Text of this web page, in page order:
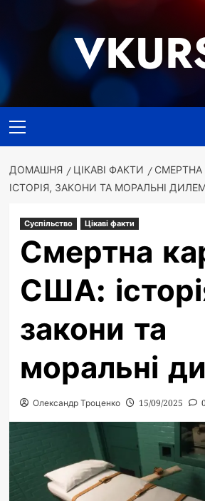
меню
ДОМАШНЯ ЦІКАВІ ФАКТИ
СМЕРТНА
ІСТОРІЯ, ЗАКОНИ ТА МОРАЛЬНІ
Суспільство Цікаві факти
Смертна
США:
закони та
моральні
Олександр Троценко 15/09/2025